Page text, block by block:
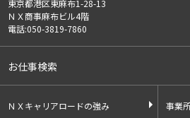
・請負事業
ご記入頂いた個人情報は、法令等に定
人様の同意なく、第三者に提供する
5)外部の委託：
ご記入頂いた個人情報は、文書保存、
東京都港区東麻布1-28-13
ＮＸ商事麻布ビル4階
電話:050-3819-7860
お仕事検索
ＮＸキャリアロードの強み 事業